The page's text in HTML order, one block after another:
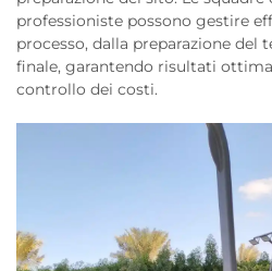
professioniste possono gestire
processo, dalla preparazione del
finale, garantendo risultati
controllo dei costi.